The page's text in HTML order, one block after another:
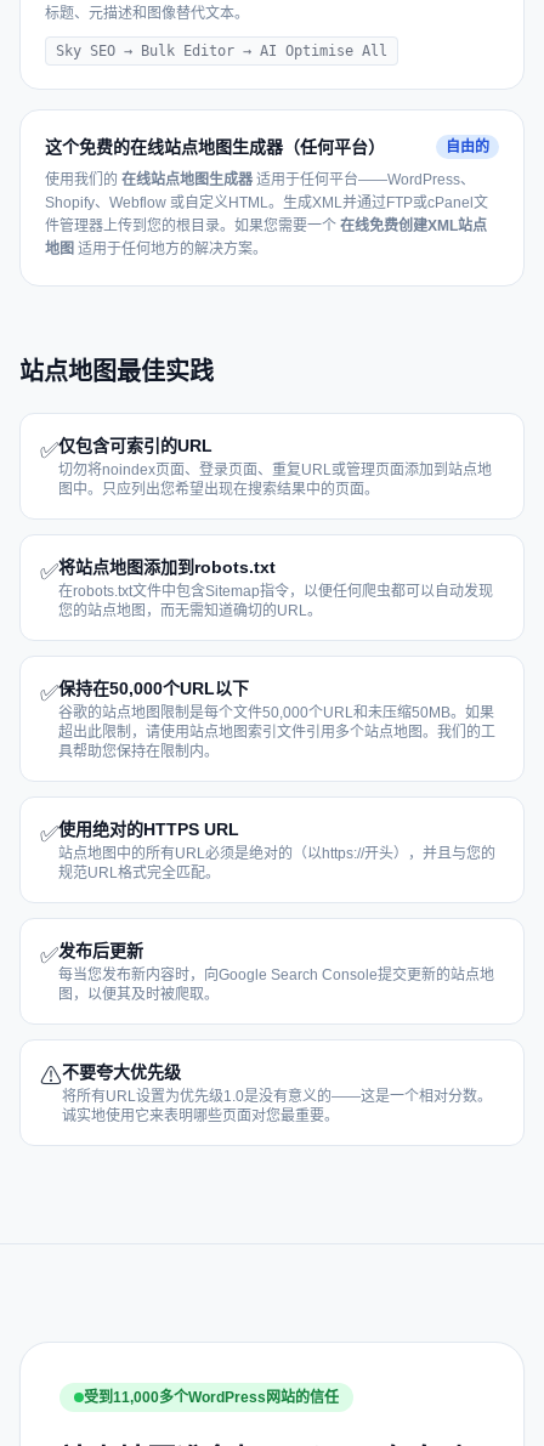
标题、元描述和图像替代文本。
Sky SEO → Bulk Editor → AI Optimise All
这个免费的在线站点地图生成器（任何平台）
自由的
使用我们的 在线站点地图生成器 适用于任何平台——WordPress、
Shopify、Webflow 或自定义HTML。生成XML并通过FTP或cPanel文
件管理器上传到您的根目录。如果您需要一个 在线免费创建XML站点
地图 适用于任何地方的解决方案。
站点地图最佳实践
✅仅包含可索引的URL
切勿将noindex页面、登录页面、重复URL或管理页面添加到站点地
图中。只应列出您希望出现在搜索结果中的页面。
✅将站点地图添加到robots.txt
在robots.txt文件中包含Sitemap指令，以便任何爬虫都可以自动发现
您的站点地图，而无需知道确切的URL。
✅保持在50,000个URL以下
谷歌的站点地图限制是每个文件50,000个URL和未压缩50MB。如果
超出此限制，请使用站点地图索引文件引用多个站点地图。我们的工
具帮助您保持在限制内。
✅使用绝对的HTTPS URL
站点地图中的所有URL必须是绝对的（以https://开头），并且与您的
规范URL格式完全匹配。
✅发布后更新
每当您发布新内容时，向Google Search Console提交更新的站点地
图，以便其及时被爬取。
⚠不要夸大优先级
将所有URL设置为优先级1.0是没有意义的——这是一个相对分数。
诚实地使用它来表明哪些页面对您最重要。
受到11,000多个WordPress网站的信任